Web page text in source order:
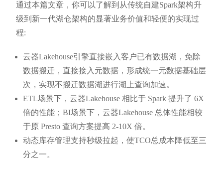
通过本篇文章，你可以了解到从传统自建Spark架构升
级到新一代湖仓架构的显著业务价值和轻便的实现过
程:
云器Lakehouse引擎直接嵌入客户已有数据湖，免除
数据搬迁，直接接入元数据，形成统一元数据基础层
次，实现不搬迁数据湖进行湖上查询加速。
ETL场景下，云器Lakehouse 相比于 Spark 提升了 6X
倍的性能；BI场景下，云器Lakehouse 总体性能相较
于原 Presto 查询方案提高 2-10X 倍。
动态库存管理支持秒级拉起，使TCO总成本降低至三
分之一。